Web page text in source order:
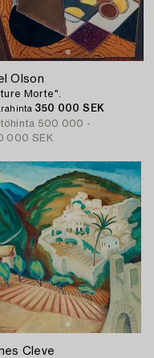
Olson
Morte".
350 000 SEK
500 000 -
000 SEK
Cleve